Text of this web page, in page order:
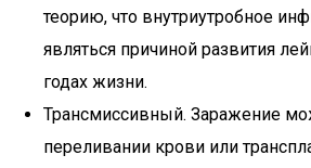
теорию, что внутриутробное
являться причиной развития
годах жизни.
Трансмиссивный. Заражение
переливании крови или